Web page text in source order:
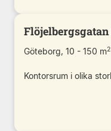
Flöjelbergsgatan
Göteborg, 10 - 150 m2
Kontorsrum i olika